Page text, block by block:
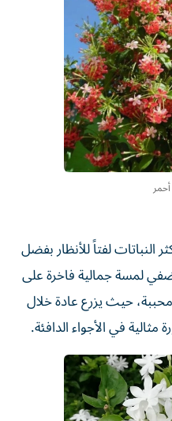
النباتات لفتاً للأنظار بفضل
لمسة جمالية فاخرة على
محببة، حيث يزرع عادة خلال
في الأجواء الدافئة.